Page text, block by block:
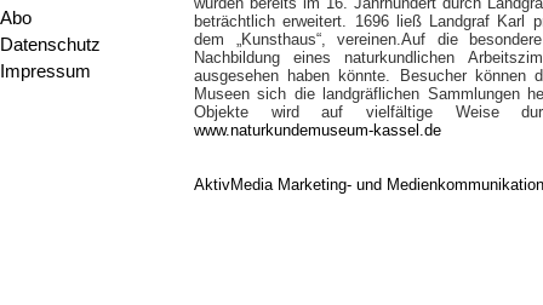
Abo
Datenschutz
Impressum
beträchtlich erweitert. 1696 ließ Landgraf Karl
dem „Kunsthaus“, vereinen.Auf die
Nachbildung eines naturkundlichen
ausgesehen haben könnte. Besucher können
Museen sich die landgräflichen Sammlungen
Objekte wird auf vielfältige Weise
www.naturkundemuseum-kassel.de
AktivMedia Marketing- und